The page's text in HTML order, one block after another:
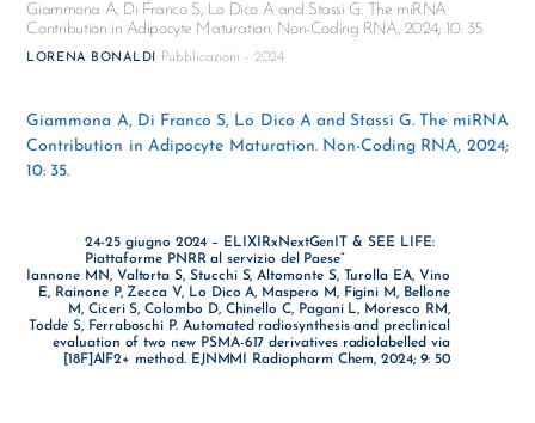
Giammona A, Di Franco S, Lo Dico A and Stassi G. The miRNA
Contribution in Adipocyte Maturation. Non-Coding RNA, 2024; 10: 35
LORENA BONALDI Pubblicazioni - 2024
Giammona A, Di Franco S, Lo Dico A and Stassi G. The miRNA
Contribution in Adipocyte Maturation. Non-Coding RNA, 2024;
10: 35.
24-25 giugno 2024 – ELIXIRxNextGenIT & SEE LIFE:
Piattaforme PNRR al servizio del Paese”
Iannone MN, Valtorta S, Stucchi S, Altomonte S, Turolla EA, Vino
E, Rainone P, Zecca V, Lo Dico A, Maspero M, Figini M, Bellone
M, Ciceri S, Colombo D, Chinello C, Pagani L, Moresco RM,
Todde S, Ferraboschi P. Automated radiosynthesis and preclinical
evaluation of two new PSMA-617 derivatives radiolabelled via
[18F]AlF2+ method. EJNMMI Radiopharm Chem, 2024; 9: 50